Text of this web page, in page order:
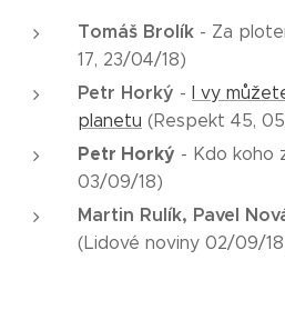
Tomáš Brolík - Za
17, 23/04/18)
Petr Horký -
I vy
planetu (Respekt 45,
Petr Horký - Kdo koho
03/09/18)
Martin Rulík, Pavel
(Lidové noviny 02/09/